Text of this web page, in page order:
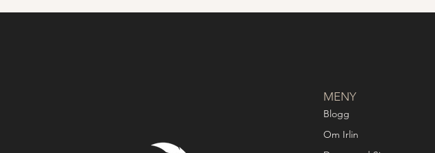
MENY
Blogg
Om Irlin